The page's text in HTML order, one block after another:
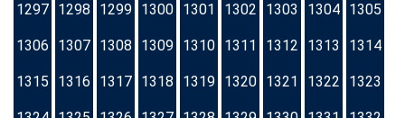
1297 1298 1299 1300 1301 1302 1303 1304 1305
1306 1307 1308 1309 1310 1311 1312 1313 1314
1315 1316 1317 1318 1319 1320 1321 1322 1323